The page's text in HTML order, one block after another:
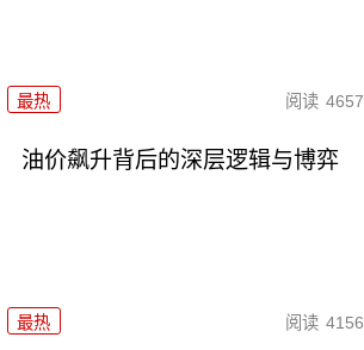
最热 阅读 4657
油价飙升背后的深层逻辑与博弈
最热 阅读 4156